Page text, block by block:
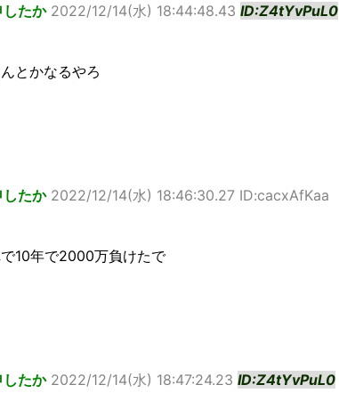
たか 2022/12/14(水) 18:44:48.43 ID:Z4tYvPuL0
とかなるやろ
たか 2022/12/14(水) 18:46:30.27 ID:cacxAfKaa
10年で2000万負けたで
たか 2022/12/14(水) 18:47:24.23 ID:Z4tYvPuL0